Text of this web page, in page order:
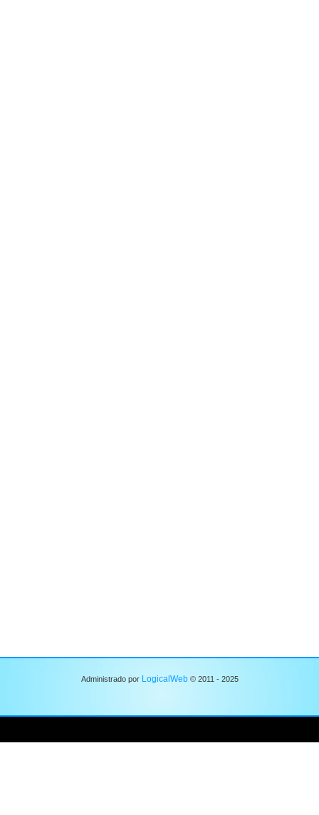
Administrado por LogicalWeb© 2011 - 2025